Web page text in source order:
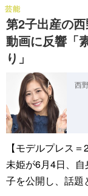
第2子出産の
動画に反響「
り」
芸能
西
【モデルプレス
未姫が6月4日、
子を公開し、話題